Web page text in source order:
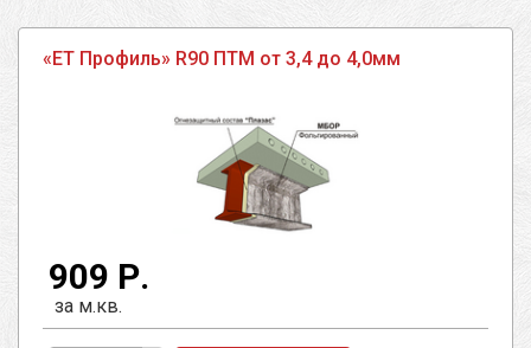
«ЕТ Профиль» R90 ПТМ от 3,4 до 4,0мм
909 Р.
за м.кв.